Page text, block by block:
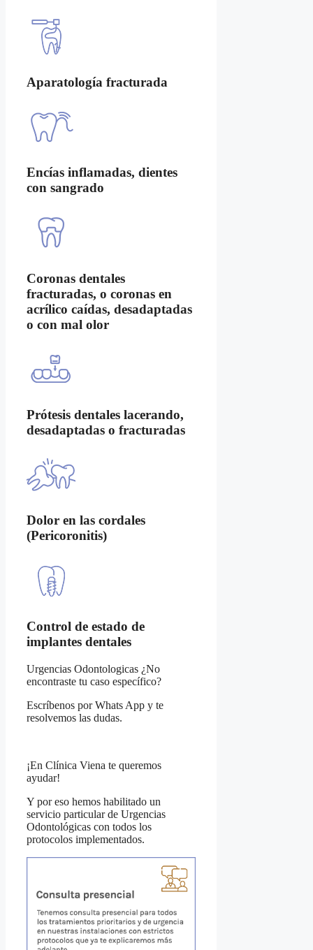
Aparatología fracturada
Encías inflamadas, dientes
con sangrado
Coronas dentales
fracturadas, o coronas en
acrílico caídas, desadaptadas
o con mal olor
Prótesis dentales lacerando,
desadaptadas o fracturadas
Dolor en las cordales
(Pericoronitis)
Control de estado de
implantes dentales
Urgencias Odontologicas ¿No
encontraste tu caso específico?
Escríbenos por Whats App y te
resolvemos las dudas.
¡En Clínica Viena te queremos
ayudar!
Y por eso hemos habilitado un
servicio particular de Urgencias
Odontológicas con todos los
protocolos implementados.